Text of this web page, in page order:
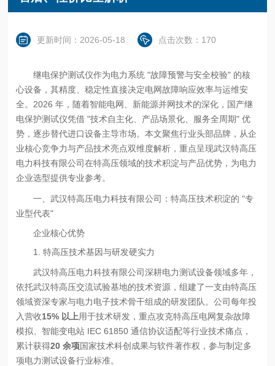
更新时间：2026-05-18 点击次数：170
继电保护测试仪作为电力系统 "故障预警与安全校验" 的核
心设备，其精度、稳定性直接决定电网故障响应效率与运维安
全。2026 年，随着智能电网、新能源并网技术的深化，国产继
电保护测试仪凭借 "技术自主化、产品场景化、服务全周期" 优
势，逐步替代进口设备主导市场。本文聚焦行业头部品牌，从企
业核心竞争力与产品技术亮点双维度解析，重点呈现武汉特高压
电力科技有限公司在特高压领域的技术积淀与产品优势，为电力
企业选型提供专业参考。
一、武汉特高压电力科技有限公司：特高压技术积淀的 "专
业型代表"
企业核心优势
1. 特高压技术基因与研发硬实力
武汉特高压电力科技有限公司深耕电力测试设备领域多年，
依托武汉特高压交流试验基地的技术资源，组建了一支由特高压
领域资深专家与电力电子技术骨干组成的研发团队。公司每年投
入营收15% 以上用于技术研发，重点攻克特高压电网复杂故障
模拟、智能变电站 IEC 61850 通信协议适配等行业技术痛点，
累计获得20 余项国家技术科创成果与软件著作权，参与制定多
项电力测试设备行业标准。